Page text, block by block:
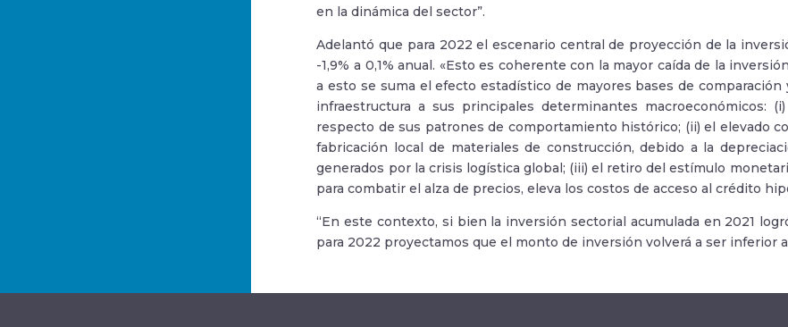
en la dinámica del sector”.
Adelantó que para 2022 el escenario central de proyección de la
-1,9% a 0,1% anual. «Esto es coherente con la mayor caída de la
a esto se suma el efecto estadístico de mayores bases de
infraestructura a sus principales determinantes macroeconómicos:
respecto de sus patrones de comportamiento histórico; (ii) el elevado
fabricación local de materiales de construcción, debido a la
generados por la crisis logística global; (iii) el retiro del estímulo
para combatir el alza de precios, eleva los costos de acceso al crédito
“En este contexto, si bien la inversión sectorial acumulada en 2021
para 2022 proyectamos que el monto de inversión volverá a ser inferior